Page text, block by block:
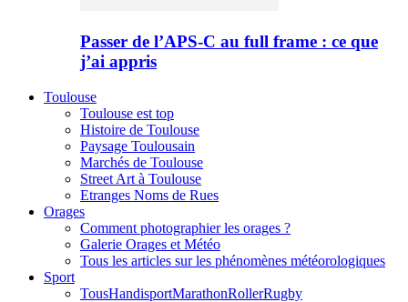
Passer de l’APS-C au full frame : ce que
j’ai appris
Toulouse
Toulouse est top
Histoire de Toulouse
Paysage Toulousain
Marchés de Toulouse
Street Art à Toulouse
Etranges Noms de Rues
Orages
Comment photographier les orages ?
Galerie Orages et Météo
Tous les articles sur les phénomènes météorologiques
Sport
TousHandisportMarathonRollerRugby